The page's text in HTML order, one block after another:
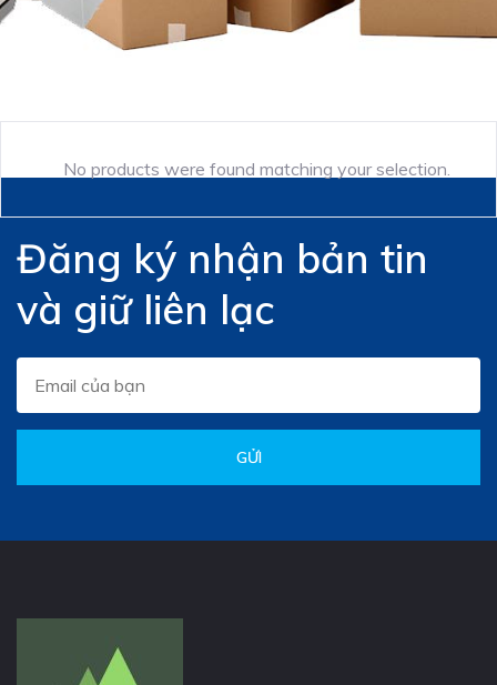
No products were found matching your selection.
Đăng ký nhận bản tin
và giữ liên lạc
GỬI